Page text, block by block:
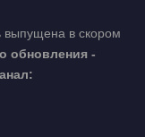
выпущена в скором
обновления -